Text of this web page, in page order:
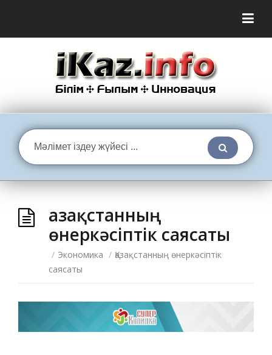
Қазақстанның
өнеркəсіптік саясаты
/ Экономика / Қазақстанның өнеркəсіптік
саясаты